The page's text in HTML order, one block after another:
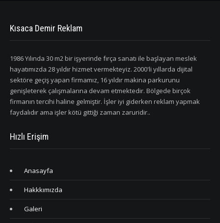
Kısaca Demir Reklam
1986 Yılında 30 m2 bir işyerinde fırça sanatı ile başlayan meslek
hayatımızda 28 yıldır hizmet vermekteyiz. 2000'li yıllarda dijital
sektöre geçiş yapan firmamız, 16 yıldır makina parkurunu
genişleterek çalışmalarına devam etmektedir. Bölgede birçok
firmanın tercihi haline gelmiştir. İşler iyi giderken reklam yapmak
faydalıdır ama işler kötü gittiği zaman zaruridir..
Hızlı Erişim
Anasayfa
Hakkkımızda
Galeri